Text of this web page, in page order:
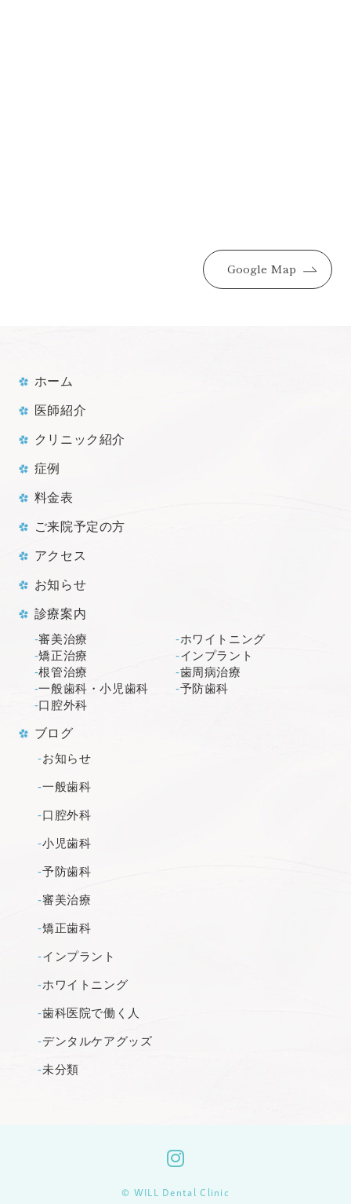
Google Map
ホーム
医師紹介
クリニック紹介
症例
料金表
ご来院予定の方
アクセス
お知らせ
診療案内
審美治療
ホワイトニング
矯正治療
インプラント
根管治療
歯周病治療
一般歯科・小児歯科
予防歯科
口腔外科
ブログ
お知らせ
一般歯科
口腔外科
小児歯科
予防歯科
審美治療
矯正歯科
インプラント
ホワイトニング
歯科医院で働く人
デンタルケアグッズ
未分類
© WILL Dental Clinic